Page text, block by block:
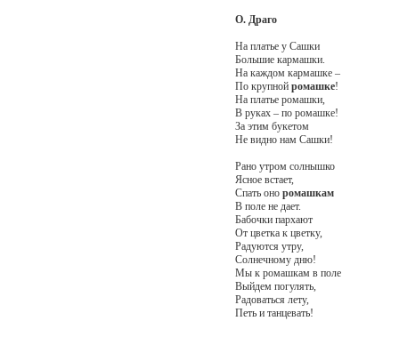
О. Драго
На платье у Сашки
Большие кармашки.
На каждом кармашке –
По крупной ромашке!
На платье ромашки,
В руках – по ромашке!
За этим букетом
Не видно нам Сашки!
Рано утром солнышко
Ясное встает,
Спать оно ромашкам
В поле не дает.
Бабочки пархают
От цветка к цветку,
Радуются утру,
Солнечному дню!
Мы к ромашкам в поле
Выйдем погулять,
Радоваться лету,
Петь и танцевать!